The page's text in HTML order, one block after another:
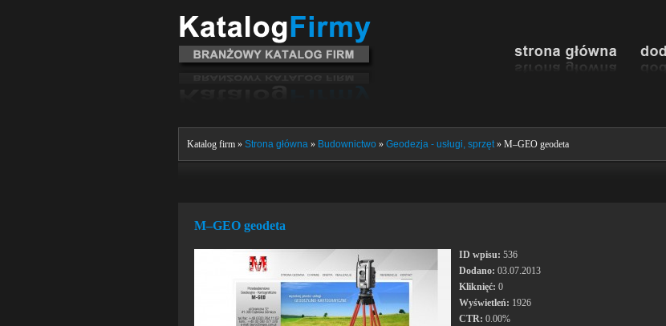
Katalog firm » Strona główna » Budownictwo » Geodezja - usługi, sprzęt» M–GEO geodeta
M–GEO geodeta
ID wpisu: 536
Dodano: 03.07.2013
Kliknięć: 0
Wyświetleń: 1926
CTR: 0.00%